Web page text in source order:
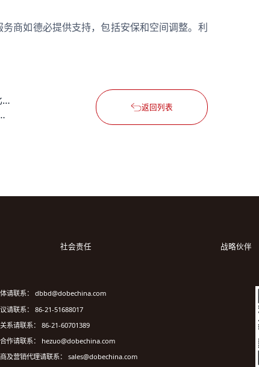
商如德必提供支持，包括安保和空间调整。利
写字楼招租如何快速找到性价比高的办公空间？
元/工位起，一价全含！
返回列表
社会责任 战略伙伴
请联系： dbbd@dobechina.com
请联系： 86-21-51688017
系请联系： 86-21-60701389
作请联系： hezuo@dobechina.com
及营销代理请联系： sales@dobechina.com